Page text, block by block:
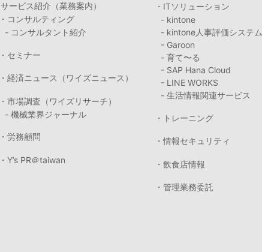
サービス紹介（業務案内）
・コンサルティング
- コンサルタント紹介
・セミナー
・経済ニュース（ワイズニュース）
・市場調査（ワイズリサーチ）
- 機械業界ジャーナル
・労務顧問
・Y’s PR＠taiwan
・ITソリューション
- kintone
- kintone人事評価システム
- Garoon
- 育て〜る
- SAP Hana Cloud
- LINE WORKS
- 生活情報関連サービス
・トレーニング
・情報セキュリティ
・飲食店情報
・管理業務委託